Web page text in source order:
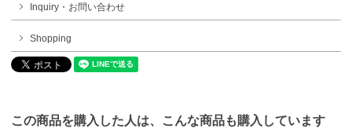
Inquiry・お問い合わせ
Shopping
この商品を購入した人は、こんな商品も購入しています